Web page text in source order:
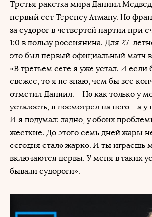
Третья ракетка мира Даниил
первый сет Теренсу Атману. Но
за судорог в четвертой партии при
1:0 в пользу россиянина. Для 27-
это был первый официальный матч
«В третьем сете я уже устал. И если
свежее, то я не знаю, чем бы все
отметил Даниил. – Но как только у
усталость, я посмотрел на него – а у
И я подумал: ладно, у обоих
жесткие. До этого семь дней жары
сегодня стало жарко. И ты играешь
включаются нервы. У меня в таких
бывали судороги».